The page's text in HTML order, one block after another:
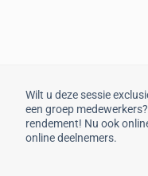
Wilt u deze sessie
een groep
rendement! Nu ook
online deelnemers.